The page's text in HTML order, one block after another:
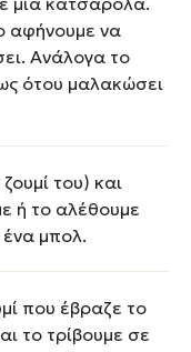
αφήνουμε να
Ανάλογα το
ότου μαλακώσει
του) και
ή το αλέθουμε
μπολ.
που έβραζε το
το τρίβουμε σε